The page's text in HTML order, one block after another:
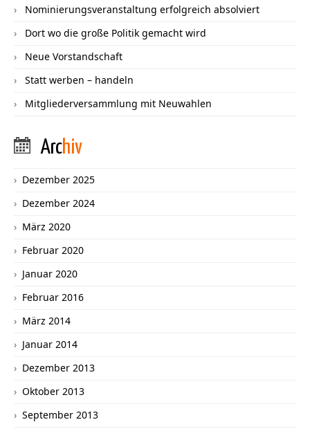
Nominierungsveranstaltung erfolgreich absolviert
Dort wo die große Politik gemacht wird
Neue Vorstandschaft
Statt werben – handeln
Mitgliederversammlung mit Neuwahlen
Archiv
Dezember 2025
Dezember 2024
März 2020
Februar 2020
Januar 2020
Februar 2016
März 2014
Januar 2014
Dezember 2013
Oktober 2013
September 2013